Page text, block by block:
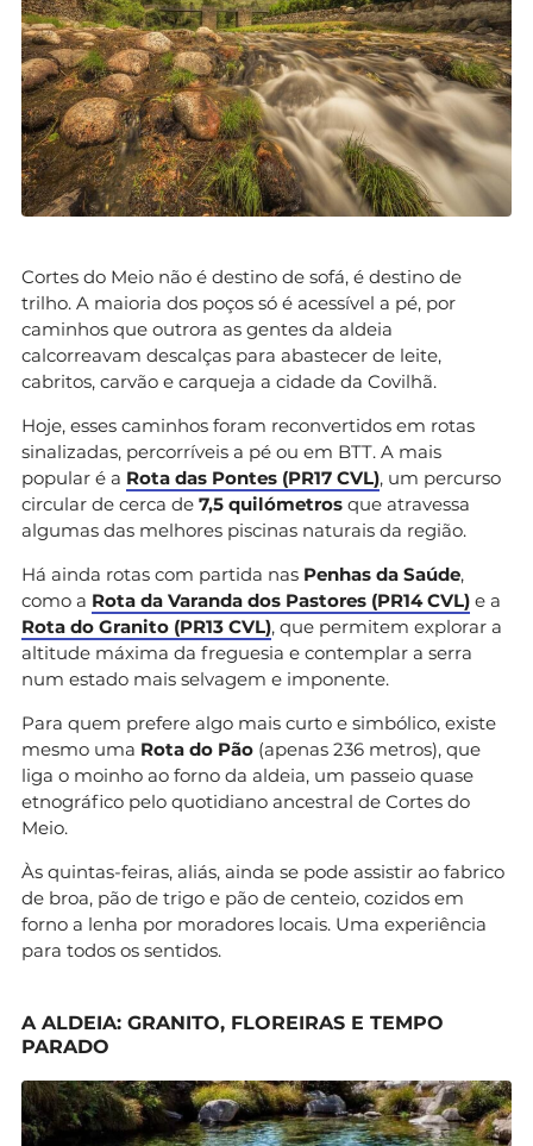
Cortes do Meio não é destino de sofá, é destino de
trilho. A maioria dos poços só é acessível a pé, por
caminhos que outrora as gentes da aldeia
calcorreavam descalças para abastecer de leite,
cabritos, carvão e carqueja a cidade da Covilhã.
Hoje, esses caminhos foram reconvertidos em rotas
sinalizadas, percorríveis a pé ou em BTT. A mais
popular é a Rota das Pontes (PR17 CVL), um percurso
circular de cerca de 7,5 quilómetros que atravessa
algumas das melhores piscinas naturais da região.
Há ainda rotas com partida nas Penhas da Saúde,
como a Rota da Varanda dos Pastores (PR14 CVL) e a
Rota do Granito (PR13 CVL), que permitem explorar a
altitude máxima da freguesia e contemplar a serra
num estado mais selvagem e imponente.
Para quem prefere algo mais curto e simbólico, existe
mesmo uma Rota do Pão (apenas 236 metros), que
liga o moinho ao forno da aldeia, um passeio quase
etnográfico pelo quotidiano ancestral de Cortes do
Meio.
Às quintas-feiras, aliás, ainda se pode assistir ao fabrico
de broa, pão de trigo e pão de centeio, cozidos em
forno a lenha por moradores locais. Uma experiência
para todos os sentidos.
A ALDEIA: GRANITO, FLOREIRAS E TEMPO
PARADO